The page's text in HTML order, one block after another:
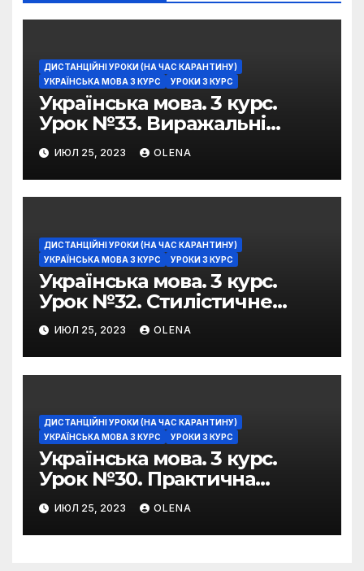
ДИСТАНЦІЙНІ УРОКИ (НА ЧАС КАРАНТИНУ)
УКРАЇНСЬКА МОВА 3 КУРС
УРОКИ 3 КУРС
Українська мова. 3 курс.
Урок №33. Виражальні
можливості фразеологізмів
ИЮЛ 25, 2023 OLENA
ДИСТАНЦІЙНІ УРОКИ (НА ЧАС КАРАНТИНУ)
УКРАЇНСЬКА МОВА 3 КУРС
УРОКИ 3 КУРС
Українська мова. 3 курс.
Урок №32. Стилістичне
забарвлення
фразеологізмів
ИЮЛ 25, 2023 OLENA
ДИСТАНЦІЙНІ УРОКИ (НА ЧАС КАРАНТИНУ)
УКРАЇНСЬКА МОВА 3 КУРС
УРОКИ 3 КУРС
Українська мова. 3 курс.
Урок №30. Практична
риторика. Оцінювальні
жанри. Характеристика
ИЮЛ 25, 2023 OLENA